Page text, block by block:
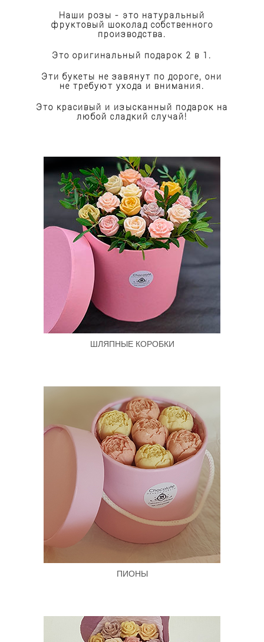
Наши розы - это натуральный
фруктовый шоколад собственного
производства.
Это оригинальный подарок 2 в 1.
Эти букеты не завянут по дороге, они
не требуют ухода и внимания.
Это красивый и изысканный подарок на
любой сладкий случай!
ШЛЯПНЫЕ КОРОБКИ
ПИОНЫ